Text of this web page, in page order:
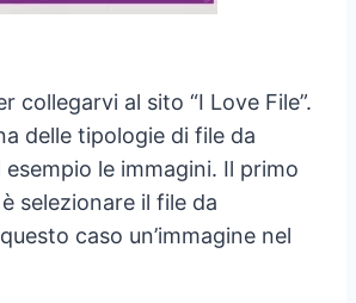
collegarvi al sito “I Love File”.
delle tipologie di file da
le immagini. Il primo
selezionare il file da
caso un’immagine nel